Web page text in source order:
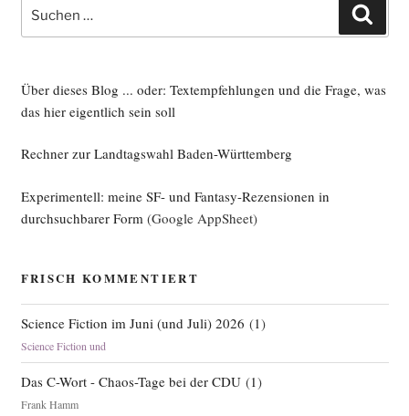
Suche
nach:
Über dieses Blog ... oder: Textempfehlungen und die Frage, was
das hier eigentlich sein soll
Rechner zur Landtagswahl Baden-Württemberg
Experimentell: meine SF- und Fantasy-Rezensionen in
durchsuchbarer Form (Google AppSheet)
FRISCH KOMMENTIERT
Science Fiction im Juni (und Juli) 2026 (1)
Science Fiction und
Das C-Wort - Chaos-Tage bei der CDU(1)
Frank Hamm